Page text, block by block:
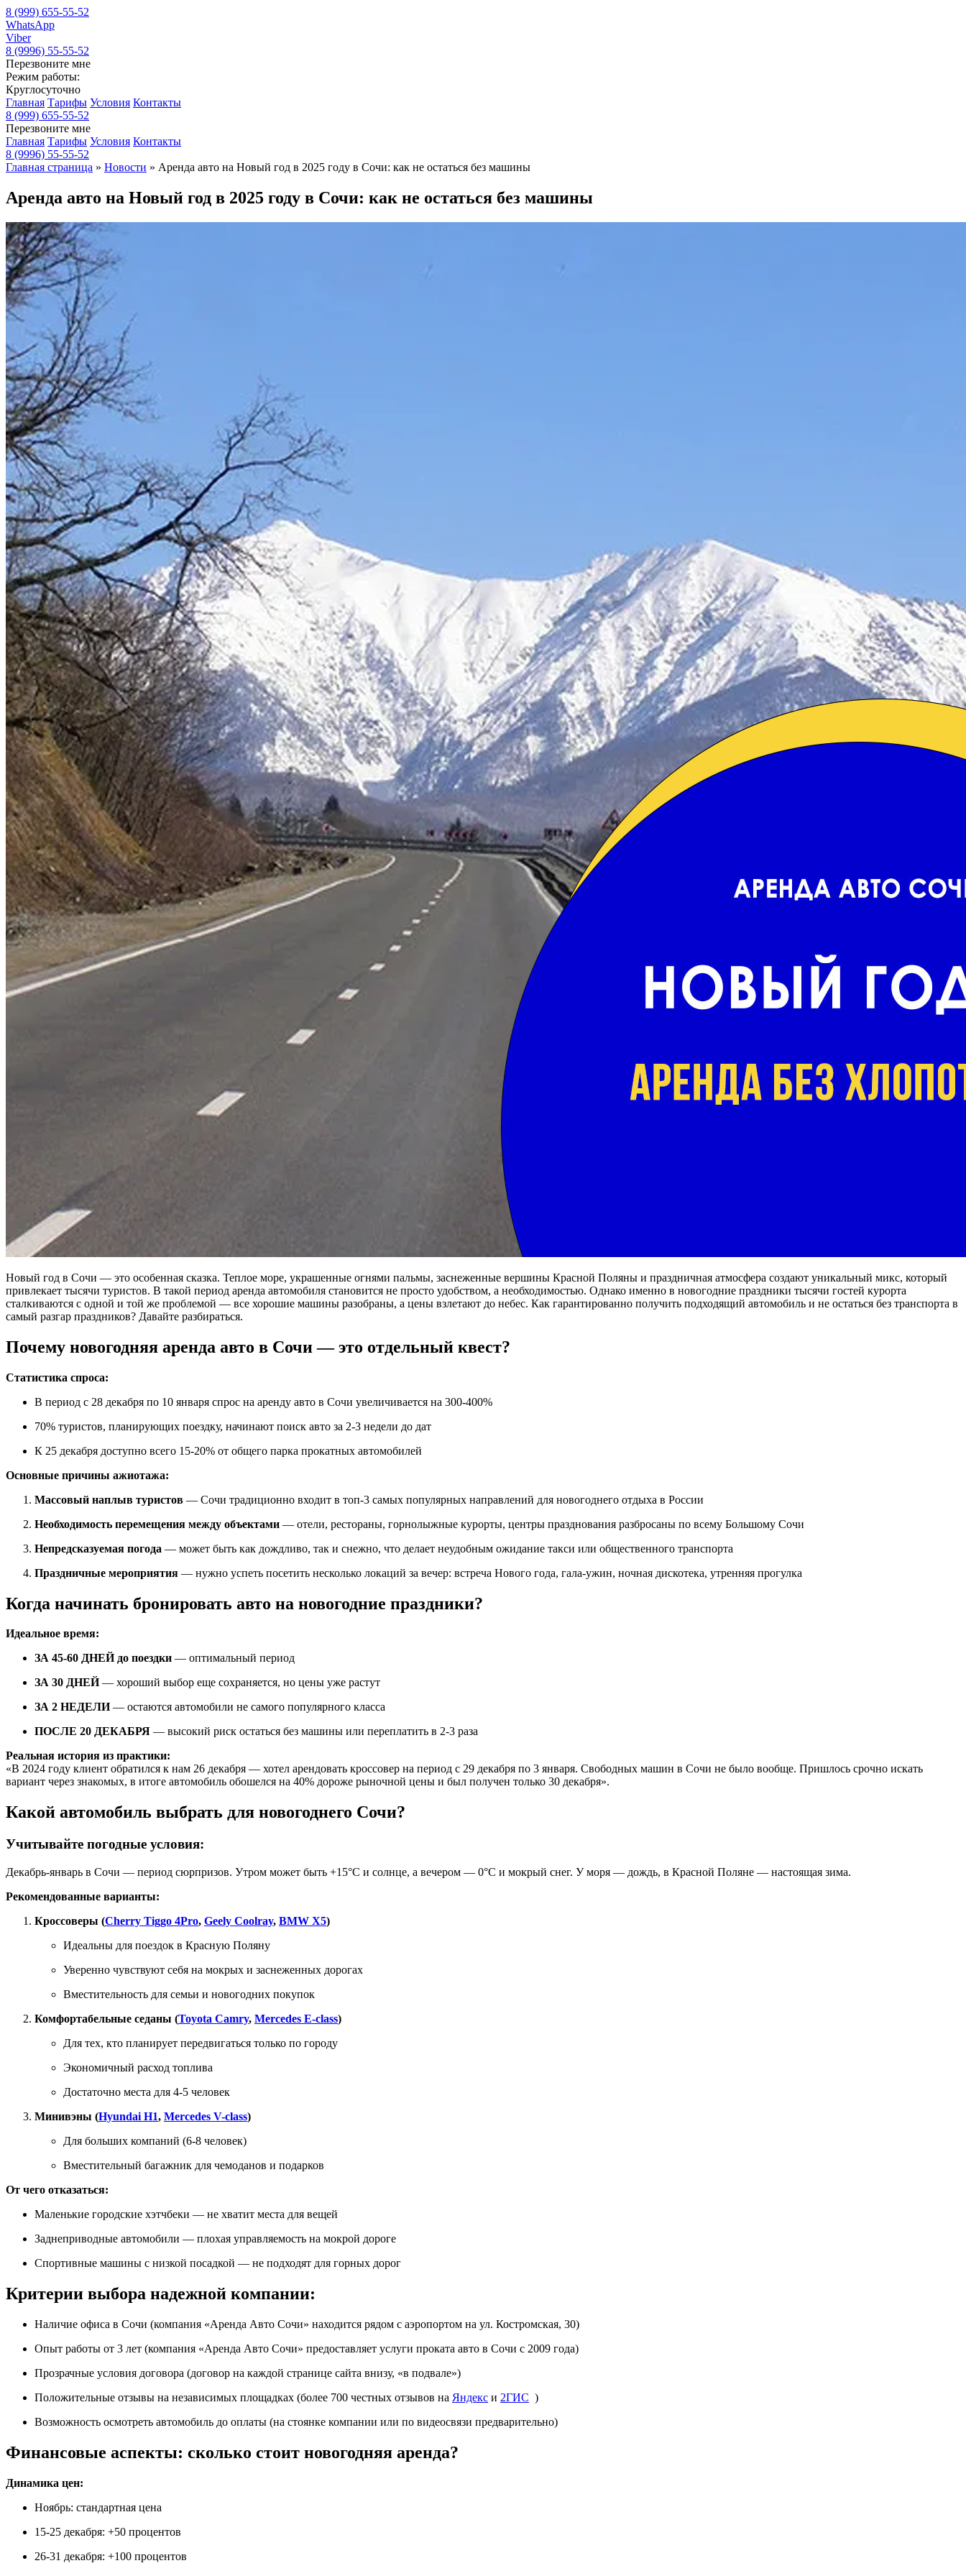
8 (999) 655-55-52
WhatsApp
Viber
8 (9996) 55-55-52
Перезвоните мне
Режим работы:
Круглосуточно
Главная Тарифы Условия Контакты
8 (999) 655-55-52
Перезвоните мне
Главная Тарифы Условия Контакты
8 (9996) 55-55-52
Главная страница » Новости » Аренда авто на Новый год в 2025 году в Сочи: как не остаться без машины
Аренда авто на Новый год в 2025 году в Сочи: как не остаться без машины
Новый год в Сочи — это особенная сказка. Теплое море, украшенные огнями пальмы, заснеженные вершины Красной Поляны и праздничная атмосфера создают уникальный микс, который
привлекает тысячи туристов. В такой период аренда автомобиля становится не просто удобством, а необходимостью. Однако именно в новогодние праздники тысячи гостей курорта
сталкиваются с одной и той же проблемой — все хорошие машины разобраны, а цены взлетают до небес. Как гарантированно получить подходящий автомобиль и не остаться без транспорта в
самый разгар праздников? Давайте разбираться.
Почему новогодняя аренда авто в Сочи — это отдельный квест?
Статистика спроса:
В период с 28 декабря по 10 января спрос на аренду авто в Сочи увеличивается на 300-400%
70% туристов, планирующих поездку, начинают поиск авто за 2-3 недели до дат
К 25 декабря доступно всего 15-20% от общего парка прокатных автомобилей
Основные причины ажиотажа:
Массовый наплыв туристов — Сочи традиционно входит в топ-3 самых популярных направлений для новогоднего отдыха в России
Необходимость перемещения между объектами — отели, рестораны, горнолыжные курорты, центры празднования разбросаны по всему Большому Сочи
Непредсказуемая погода — может быть как дождливо, так и снежно, что делает неудобным ожидание такси или общественного транспорта
Праздничные мероприятия — нужно успеть посетить несколько локаций за вечер: встреча Нового года, гала-ужин, ночная дискотека, утренняя прогулка
Когда начинать бронировать авто на новогодние праздники?
Идеальное время:
ЗА 45-60 ДНЕЙ до поездки — оптимальный период
ЗА 30 ДНЕЙ— хороший выбор еще сохраняется, но цены уже растут
ЗА 2 НЕДЕЛИ— остаются автомобили не самого популярного класса
ПОСЛЕ 20 ДЕКАБРЯ — высокий риск остаться без машины или переплатить в 2-3 раза
Реальная история из практики:
«В 2024 году клиент обратился к нам 26 декабря — хотел арендовать кроссовер на период с 29 декабря по 3 января. Свободных машин в Сочи не было вообще. Пришлось срочно искать
вариант через знакомых, в итоге автомобиль обошелся на 40% дороже рыночной цены и был получен только 30 декабря».
Какой автомобиль выбрать для новогоднего Сочи?
Учитывайте погодные условия:
Декабрь-январь в Сочи — период сюрпризов. Утром может быть +15°C и солнце, а вечером — 0°C и мокрый снег. У моря — дождь, в Красной Поляне — настоящая зима.
Рекомендованные варианты:
Кроссоверы (Cherry Tiggo 4Pro, Geely Coolray, BMW X5)
Идеальны для поездок в Красную Поляну
Уверенно чувствуют себя на мокрых и заснеженных дорогах
Вместительность для семьи и новогодних покупок
Комфортабельные седаны (Toyota Camry, Mercedes E-class)
Для тех, кто планирует передвигаться только по городу
Экономичный расход топлива
Достаточно места для 4-5 человек
Минивэны (Hyundai H1, Mercedes V-class)
Для больших компаний (6-8 человек)
Вместительный багажник для чемоданов и подарков
От чего отказаться:
Маленькие городские хэтчбеки — не хватит места для вещей
Заднеприводные автомобили — плохая управляемость на мокрой дороге
Спортивные машины с низкой посадкой — не подходят для горных дорог
Критерии выбора надежной компании:
Наличие офиса в Сочи (компания «Аренда Авто Сочи» находится рядом с аэропортом на ул. Костромская, 30)
Опыт работы от 3 лет (компания «Аренда Авто Сочи» предоставляет услуги проката авто в Сочи с 2009 года)
Прозрачные условия договора (договор на каждой странице сайта внизу, «в подвале»)
Положительные отзывы на независимых площадках (более 700 честных отзывов на Яндекс и 2ГИС )
Возможность осмотреть автомобиль до оплаты (на стоянке компании или по видеосвязи предварительно)
Финансовые аспекты: сколько стоит новогодняя аренда?
Динамика цен:
Ноябрь: стандартная цена
15-25 декабря: +50 процентов
26-31 декабря: +100 процентов